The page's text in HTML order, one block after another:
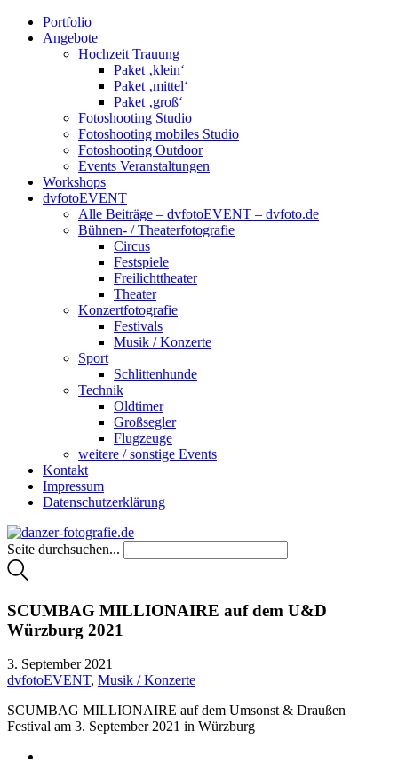
Portfolio
Angebote
Hochzeit Trauung
Paket ‚klein‘
Paket ‚mittel‘
Paket ‚groß‘
Fotoshooting Studio
Fotoshooting mobiles Studio
Fotoshooting Outdoor
Events Veranstaltungen
Workshops
dvfotoEVENT
Alle Beiträge – dvfotoEVENT – dvfoto.de
Bühnen- / Theaterfotografie
Circus
Festspiele
Freilichttheater
Theater
Konzertfotografie
Festivals
Musik / Konzerte
Sport
Schlittenhunde
Technik
Oldtimer
Großsegler
Flugzeuge
weitere / sonstige Events
Kontakt
Impressum
Datenschutzerklärung
Seite durchsuchen...
SCUMBAG MILLIONAIRE auf dem U&D
Würzburg 2021
3. September 2021
dvfotoEVENT, Musik / Konzerte
SCUMBAG MILLIONAIRE auf dem Umsonst & Draußen
Festival am 3. September 2021 in Würzburg